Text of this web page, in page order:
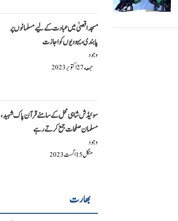
مسجد اقصیٰ میں عبادت کے لیے مسلمانوں پر
پابندی، یہودیوں کو اجازت
وجود
جمعه27اکتوبر2023
سوئیڈش شاہی محل کے سامنے قرآن پاک شہید،
مسلمان صفحات جمع کرتے رہے
وجود
منگل15اگست2023
بھارت